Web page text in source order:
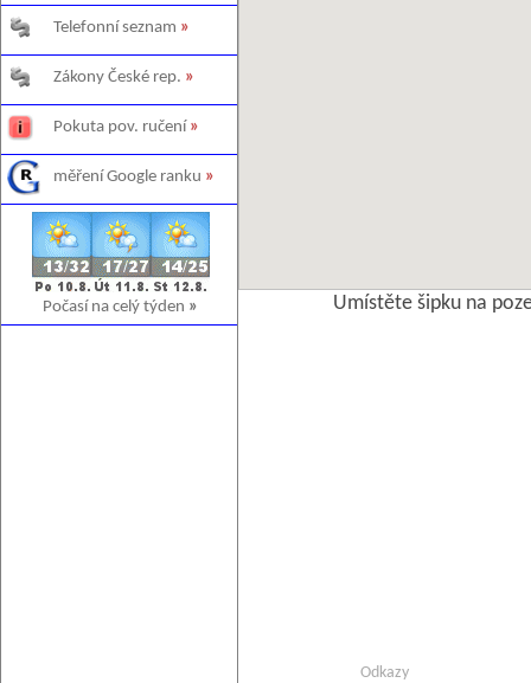
Telefonní seznam »
Zákony České rep. »
Pokuta pov. ručení »
měření Google ranku »
Počasí na celý týden » Umístěte šipku na
Odkazy